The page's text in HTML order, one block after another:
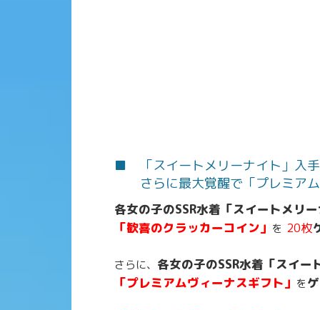
■ 「スイートメリーナイト」入
さらに最大覚醒で「プレミアム
各女の子のSSR水着「スイートメリ
「歓喜のクラッカーコイン」 を 20枚
さらに、 各女の子のSSR水着「スイー
「プレミアムヴィーナスギフト」 を